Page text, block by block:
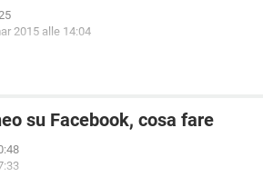
2015 alle 14:04
su Facebook, cosa fare